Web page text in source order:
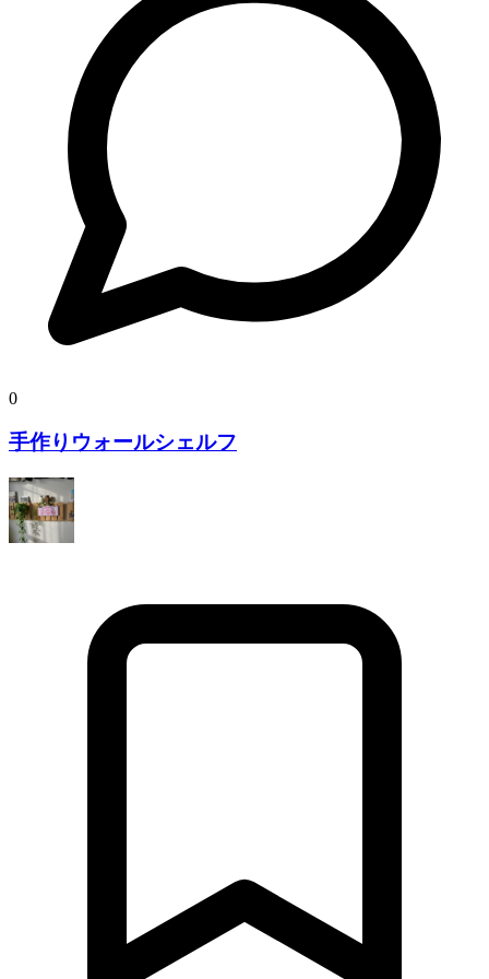
0
手作りウォールシェルフ